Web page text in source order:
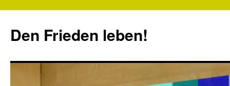
springen
Den Frieden leben!